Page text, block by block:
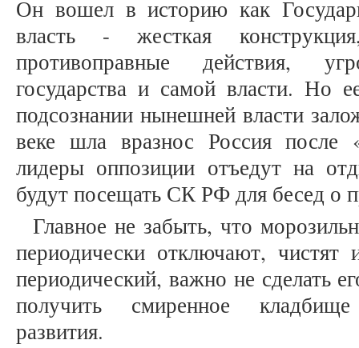
Он вошел в историю как
власть - жесткая
противоправные действия,
государства и самой власти. Но
подсознании нынешней власти
веке шла вразнос Россия после
лидеры оппозиции отъедут на
будут посещать СК РФ для бесед о
Главное не забыть, что
периодически отключают,
периодический, важно не сделать
получить смиренное
развития.